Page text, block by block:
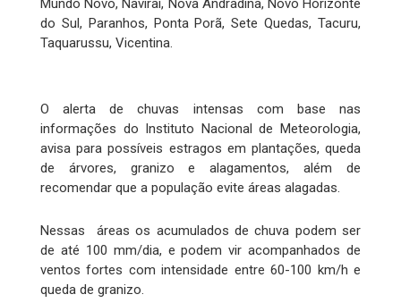
Mundo Novo, Naviraí, Nova Andradina, Novo Horizonte
do Sul, Paranhos, Ponta Porã, Sete Quedas, Tacuru,
Taquarussu, Vicentina.
O alerta de chuvas intensas com base nas
informações do Instituto Nacional de Meteorologia,
avisa para possíveis estragos em plantações, queda
de árvores, granizo e alagamentos, além de
recomendar que a população evite áreas alagadas.
Nessas áreas os acumulados de chuva podem ser
de até 100 mm/dia, e podem vir acompanhados de
ventos fortes com intensidade entre 60-100 km/h e
queda de granizo.